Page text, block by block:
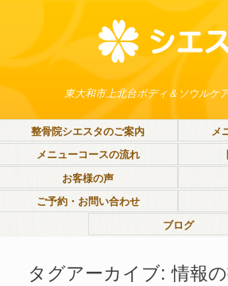
東大和市上北台ボディ＆ソウルケ
整骨院シエスタのご案内
メ
メニューコースの流れ
お客様の声
ご予約・お問い合わせ
ブログ
タグアーカイブ:情報